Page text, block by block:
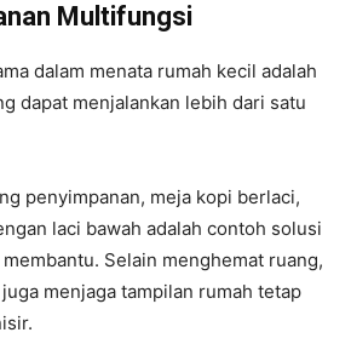
Multifungsi
dalam menata rumah kecil adalah
dapat menjalankan lebih dari satu
penyimpanan, meja kopi berlaci,
laci bawah adalah contoh solusi
Selain menghemat ruang,
menjaga tampilan rumah tetap